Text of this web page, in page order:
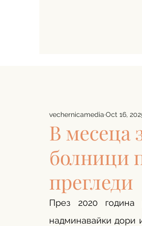
В месеца
болници
прегледи
vechernicamedia Oct 16,
През 2020 година
надминавайки дори